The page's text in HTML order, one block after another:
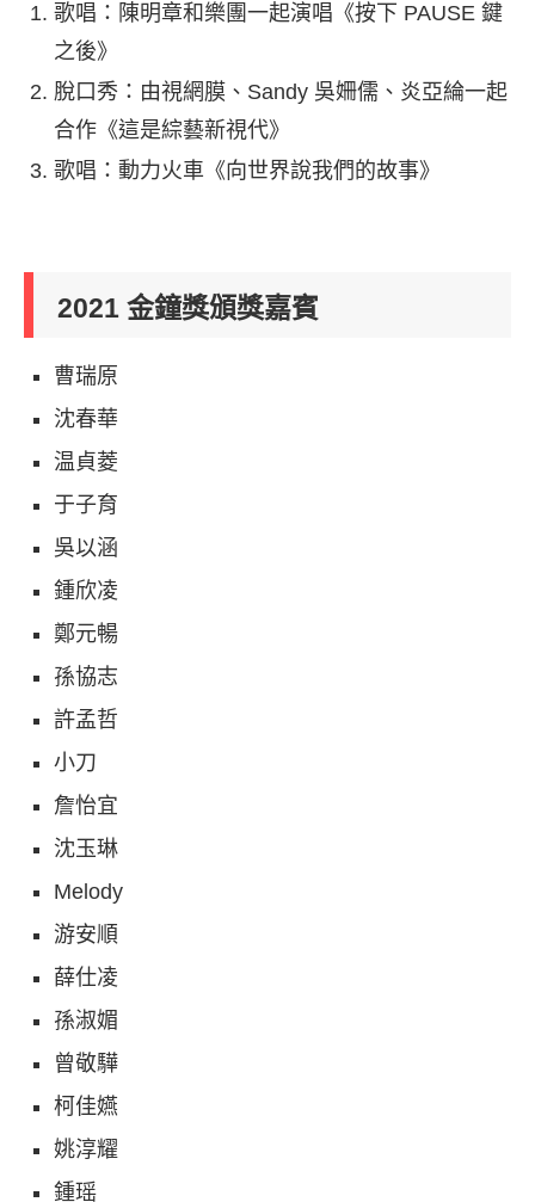
歌唱：陳明章和樂團一起演唱《按下 PAUSE 鍵
之後》
脫口秀：由視網膜、Sandy 吳姍儒、炎亞綸一起
合作《這是綜藝新視代》
歌唱：動力火車《向世界說我們的故事》
2021 金鐘獎頒獎嘉賓
曹瑞原
沈春華
温貞菱
于子育
吳以涵
鍾欣凌
鄭元暢
孫協志
許孟哲
小刀
詹怡宜
沈玉琳
Melody
游安順
薛仕凌
孫淑媚
曾敬驊
柯佳嬿
姚淳耀
鍾瑶